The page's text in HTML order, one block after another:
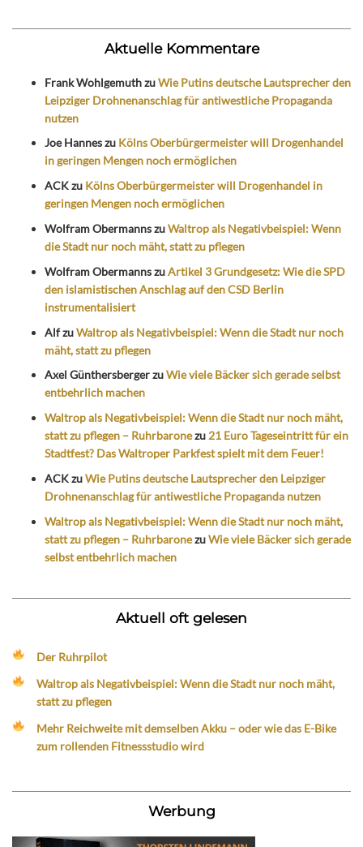
Aktuelle Kommentare
Frank WohlgemuthzuWie Putins deutsche Lautsprecher den
Leipziger Drohnenanschlag für antiwestliche Propaganda
nutzen
Joe Hanneszu Kölns Oberbürgermeister will Drogenhandel
in geringen Mengen noch ermöglichen
ACKzu Kölns Oberbürgermeister will Drogenhandel in
geringen Mengen noch ermöglichen
Wolfram ObermannszuWaltrop als Negativbeispiel: Wenn
die Stadt nur noch mäht, statt zu pflegen
Wolfram ObermannszuArtikel 3 Grundgesetz: Wie die SPD
den islamistischen Anschlag auf den CSD Berlin
instrumentalisiert
AlfzuWaltrop als Negativbeispiel: Wenn die Stadt nur noch
mäht, statt zu pflegen
Axel GünthersbergerzuWie viele Bäcker sich gerade selbst
entbehrlich machen
Waltrop als Negativbeispiel: Wenn die Stadt nur noch mäht,
statt zu pflegen – Ruhrbaronezu 21 Euro Tageseintritt für ein
Stadtfest? Das Waltroper Parkfest spielt mit dem Feuer!
ACKzuWie Putins deutsche Lautsprecher den Leipziger
Drohnenanschlag für antiwestliche Propaganda nutzen
Waltrop als Negativbeispiel: Wenn die Stadt nur noch mäht,
statt zu pflegen – RuhrbaronezuWie viele Bäcker sich gerade
selbst entbehrlich machen
Aktuell oft gelesen
Der Ruhrpilot
Waltrop als Negativbeispiel: Wenn die Stadt nur noch mäht,
statt zu pflegen
Mehr Reichweite mit demselben Akku – oder wie das E-Bike
zum rollenden Fitnessstudio wird
Werbung